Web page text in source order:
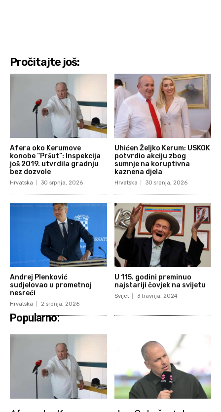
Pročitajte još:
Afera oko Kerumove
konobe “Pršut”: Inspekcija
još 2019. utvrdila gradnju
bez dozvole
Hrvatska 30 srpnja, 2026
Uhićen Željko Kerum: USKOK
potvrdio akciju zbog
sumnje na koruptivna
kaznena djela
Hrvatska 30 srpnja, 2026
Andrej Plenković
sudjelovao u prometnoj
nesreći
Hrvatska 2 srpnja, 2026
U 115. godini preminuo
najstariji čovjek na svijetu
Svijet 3 travnja, 2024
Popularno: